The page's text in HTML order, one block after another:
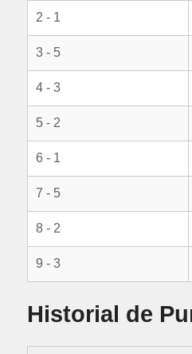
2 - 1
3 - 5
4 - 3
5 - 2
6 - 1
7 - 5
8 - 2
9 - 3
Historial de